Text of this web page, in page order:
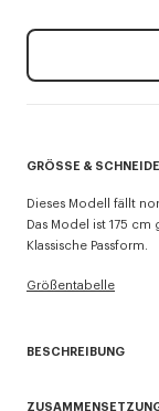
GRÖSSE & SCHNEIDEN
Dieses Modell fällt
Das Model ist 175
Klassische Passform.
Größentabelle
BESCHREIBUNG